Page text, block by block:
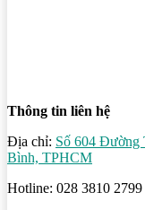
Thông tin liên hệ
Địa chỉ: Số 604 Đường
Bình, TPHCM
Hotline: 028 3810 2799